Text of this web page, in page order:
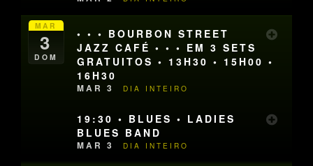
MAR
3
DOM
• • • BOURBON STREET
JAZZ CAFÉ • • • EM 3 SETS
GRATUITOS • 13H30 • 15H00 •
16H30
MAR 3 DIA INTEIRO
19:30 • BLUES • LADIES
BLUES BAND
MAR 3 DIA INTEIRO